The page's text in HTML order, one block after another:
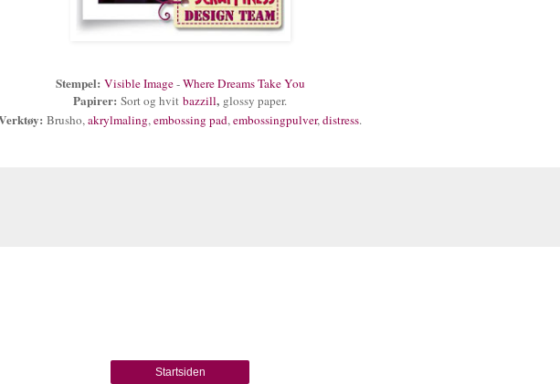
Stempel: Visible Image-Where Dreams Take You
Papirer: Sort og hvit bazzill, glossy paper.
Brusho,akrylmaling,embossing pad,embossingpulver,distress.
Startsiden